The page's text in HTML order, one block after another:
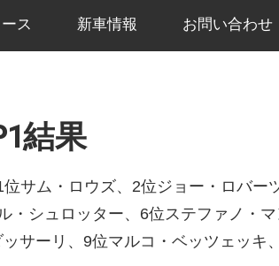
ス 新車情報 お問い合わせ
結果
サム・ロウズ、2位ジョー・ロバー
・シュロッター、6位ステファノ・
サーリ、9位マルコ・ベッツェッキ